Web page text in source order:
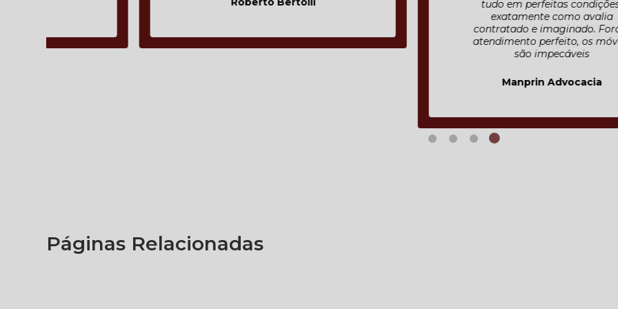
tudo em perfeitas condições,
exatamente como avalia
contratado e imaginado. Fora o
atendimento perfeito, os móveis
Manprin Advocacia
Páginas Relacionadas